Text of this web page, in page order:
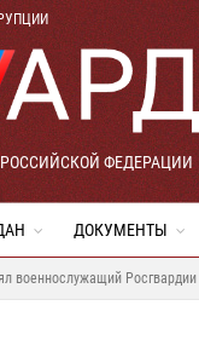
ФЕДЕРАЦИИ
ДОКУМЕНТЫ
военнослужащий Росгвардии